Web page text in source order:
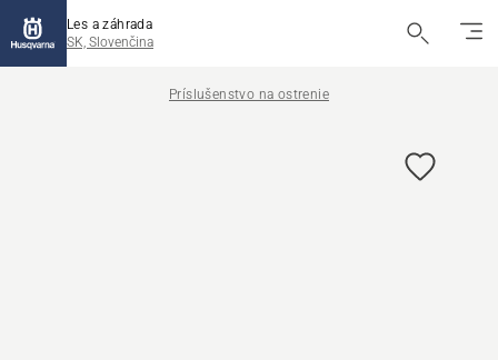
Les a záhrada
SK, Slovenčina
Príslušenstvo na ostrenie